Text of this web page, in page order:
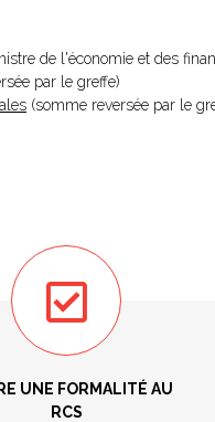
de l'économie et des
par le greffe)
(somme reversée par le
UNE FORMALITÉ AU
RCS